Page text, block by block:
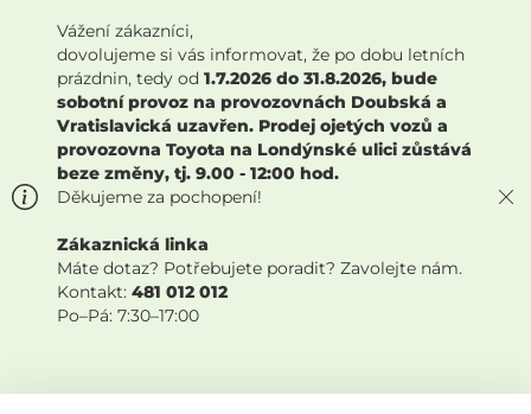
Vážení zákazníci,
dovolujeme si vás informovat, že po dobu letních
prázdnin, tedy od 1.7.2026 do 31.8.2026, bude
sobotní provoz na provozovnách Doubská a
Vratislavická uzavřen. Prodej ojetých vozů a
provozovna Toyota na Londýnské ulici zůstává
beze změny, tj. 9.00 - 12:00 hod.
Děkujeme za pochopení!
Zákaznická linka
Máte dotaz? Potřebujete poradit? Zavolejte nám.
Kontakt: 481 012 012
Po–Pá: 7:30–17:00